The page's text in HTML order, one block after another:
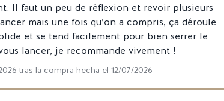
Il faut un peu de réflexion et revoir plusieurs
mais une fois qu’on a compris, ça déroule
et se tend facilement pour bien serrer le
lancer, je recommande vivement !
tras la compra hecha el 12/07/2026